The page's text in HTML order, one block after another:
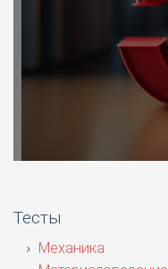
Тесты
Механика